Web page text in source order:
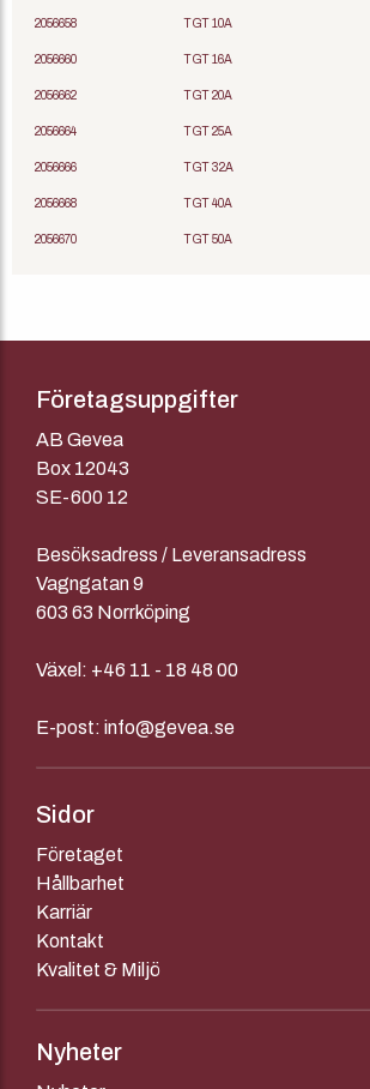
2056658 TGT 10A
2056660 TGT 16A
2056662 TGT 20A
2056664 TGT 25A
2056666 TGT 32A
2056668 TGT 40A
2056670 TGT 50A
Företagsuppgifter
AB Gevea
Box 12043
SE-600 12
Besöksadress / Leveransadress
Vagngatan 9
603 63 Norrköping
Växel: +46 11 - 18 48 00
E-post: info@gevea.se
Sidor
Företaget
Hållbarhet
Karriär
Kontakt
Kvalitet & Miljö
Nyheter